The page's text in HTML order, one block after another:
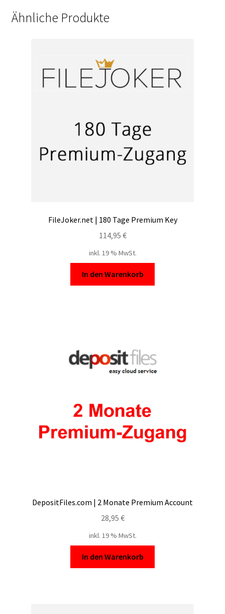
Ähnliche Produkte
FileJoker.net | 180 Tage Premium Key
114,95 €
inkl. 19 % MwSt.
In den Warenkorb
DepositFiles.com | 2 Monate Premium Account
28,95 €
inkl. 19 % MwSt.
In den Warenkorb